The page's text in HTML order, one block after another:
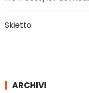
Skietto
ARCHIVI